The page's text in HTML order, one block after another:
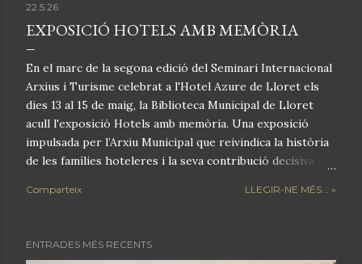
22.5.26
EXPOSICIÓ HOTELS AMB MEMÒRIA
En el marc de la segona edició del Seminari Internacional
Arxius i Turisme celebrat a l'Hotel Azure de Lloret els
dies 13 al 15 de maig, la Biblioteca Municipal de Lloret
acull l'exposició Hotels amb memòria. Una exposició
impulsada per l’Arxiu Municipal que reivindica la història
de les famílies hoteleres i la seva contribució decisiva en
la transformació de Lloret de Mar en una destinació
turística de referència. La mostra repassa la trajectòria
Comparteix LLEGIR-NE MÉS... »
ENTRADES MÉS RECENTS